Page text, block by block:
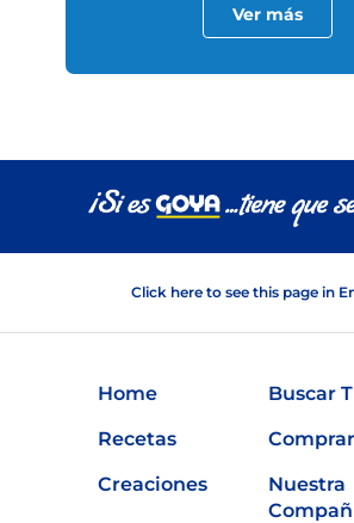
Ver más
Click here to see this page in
Home
Buscar
Recetas
Comprar
Creaciones
Nuestra